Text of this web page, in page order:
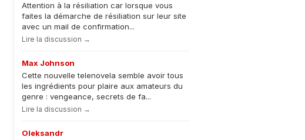
Attention à la résiliation car lorsque vous
faites la démarche de résiliation sur leur site
avec un mail de confirmation...
Lire la discussion →
Max Johnson
Cette nouvelle telenovela semble avoir tous
les ingrédients pour plaire aux amateurs du
genre : vengeance, secrets de fa...
Lire la discussion →
Oleksandr